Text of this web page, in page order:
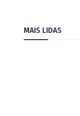
MAIS LIDAS